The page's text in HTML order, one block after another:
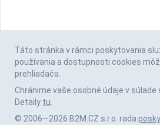
Táto stránka v rámci poskytovania
používania a dostupnosti cookies
prehliadača.
Chránime vaše osobné údaje v súlade
Detaily tu.
© 2006—2026 B2M.CZ s.r.o. rada